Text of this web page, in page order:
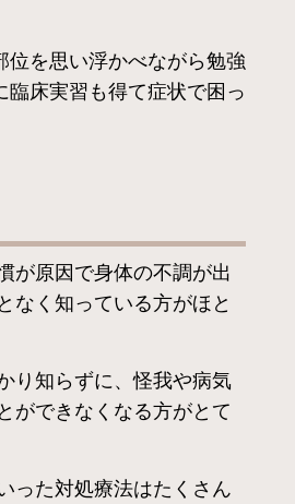
位を思い浮かべながら勉強
臨床実習も得て症状で困っ
が原因で身体の不調が出
なく知っている方がほと
り知らずに、怪我や病気
ができなくなる方がとて
った対処療法はたくさん